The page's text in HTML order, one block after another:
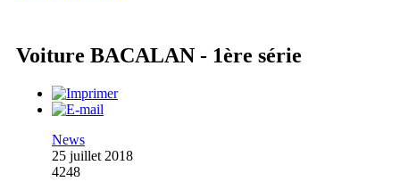
Voiture BACALAN - 1ère série
News
25 juillet 2018
4248